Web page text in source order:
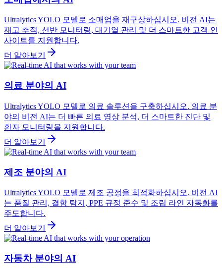
Ultralytics YOLO 모델로 소매업을 재구상하십시오. 비전 AI는
재고 추적, 선반 모니터링, 대기열 관리 및 더 스마트한 고객 인
사이트를 지원합니다.
더 알아보기
의료 분야의 AI
Ultralytics YOLO 모델로 의료 솔루션을 구축하십시오. 의료 분
야의 비전 AI는 더 빠른 의료 영상 분석, 더 스마트한 진단 및
환자 모니터링을 지원합니다.
더 알아보기
제조 분야의 AI
Ultralytics YOLO 모델로 제조 공정을 최적화하십시오. 비전 AI
는 품질 관리, 결함 탐지, PPE 규정 준수 및 조립 라인 자동화를
주도합니다.
더 알아보기
자동차 분야의 AI